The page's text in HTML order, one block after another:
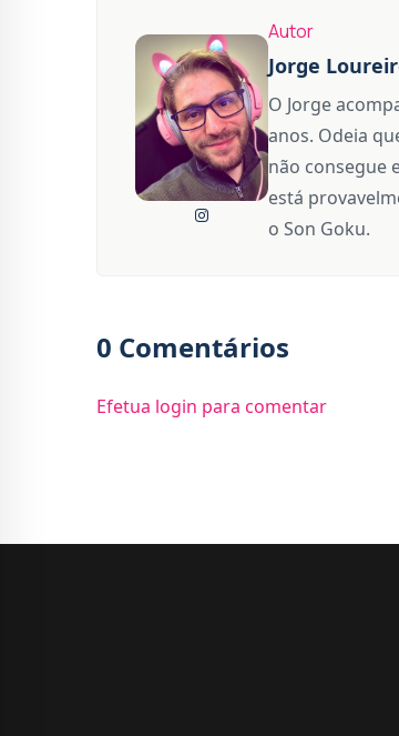
Autor
Jorge
O Jorge
anos. Odeia
não consegue
está
o Son Goku.
0 Comentários
Efetua login para comentar